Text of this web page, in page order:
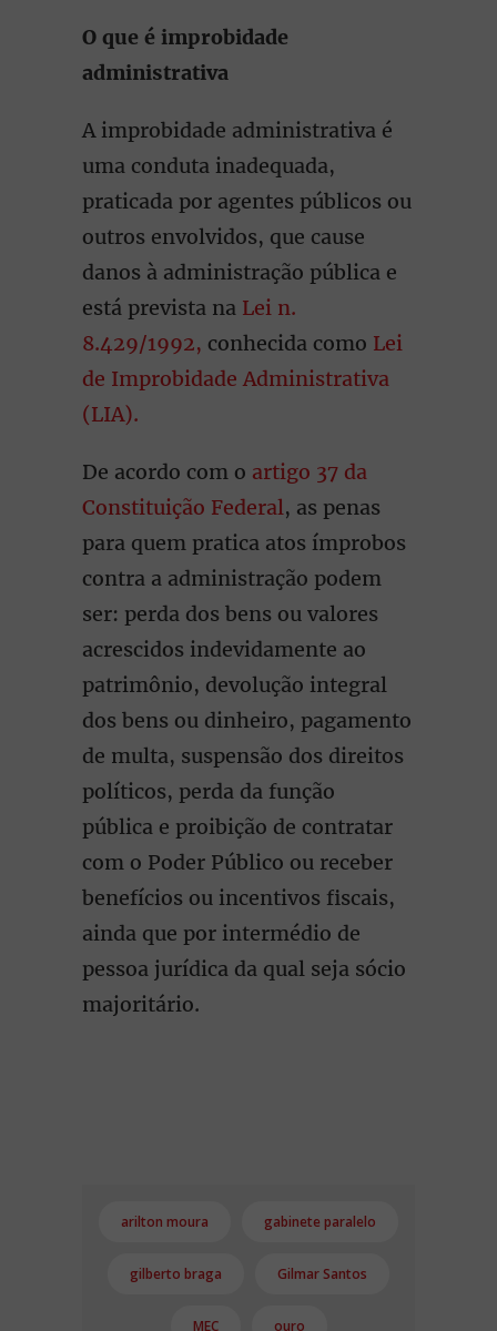
O que é improbidade
administrativa
A improbidade administrativa é
uma conduta inadequada,
praticada por agentes públicos ou
outros envolvidos, que cause
danos à administração pública e
está prevista na Lei n.
8.429/1992, conhecida como Lei
de Improbidade Administrativa
(LIA).
De acordo com o artigo 37 da
Constituição Federal, as penas
para quem pratica atos ímprobos
contra a administração podem
ser: perda dos bens ou valores
acrescidos indevidamente ao
patrimônio, devolução integral
dos bens ou dinheiro, pagamento
de multa, suspensão dos direitos
políticos, perda da função
pública e proibição de contratar
com o Poder Público ou receber
benefícios ou incentivos fiscais,
ainda que por intermédio de
pessoa jurídica da qual seja sócio
majoritário.
arilton moura gabinete paralelo
gilberto braga Gilmar Santos
MEC ouro